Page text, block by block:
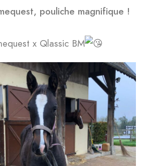
pouliche magnifique !
x Qlassic BM